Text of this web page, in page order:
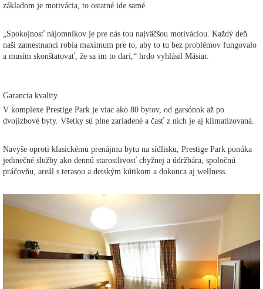
základom je motivácia, to ostatné ide samé.
„Spokojnosť nájomníkov je pre nás tou najväčšou motiváciou. Každý deň
naši zamestnanci robia maximum pre to, aby to tu bez problémov fungovalo
a musím skonštatovať, že sa im to darí,“ hrdo vyhlásil Mäsiar.
Garancia kvality
V komplexe Prestige Park je viac ako 80 bytov, od garsónok až po
dvojizbové byty. Všetky sú plne zariadené a časť z nich je aj klimatizovaná.
Navyše oproti klasickému prenájmu bytu na sídlisku, Prestige Park ponúka
jedinečné služby ako dennú starostlivosť chyžnej a údržbára, spoločnú
práčovňu, areál s terasou a detským kútikom a dokonca aj wellness.